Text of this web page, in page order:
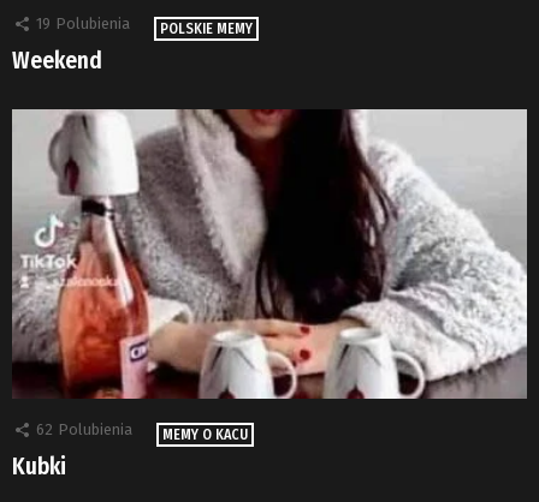
19 Polubienia POLSKIE MEMY
Weekend
62 Polubienia MEMY O KACU
Kubki